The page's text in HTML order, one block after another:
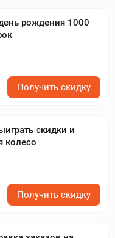
рождения 1000
Получить скидку
скидки и
колесо
Получить скидку